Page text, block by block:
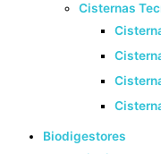
Cisternas
Biodigestores